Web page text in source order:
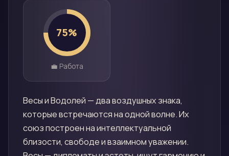
75%
💼 Работа
Весы и Водолей — два воздушных знака,
которые встречаются на одной волне. Их
союз построен на интеллектуальной
близости, свободе и взаимном уважении.